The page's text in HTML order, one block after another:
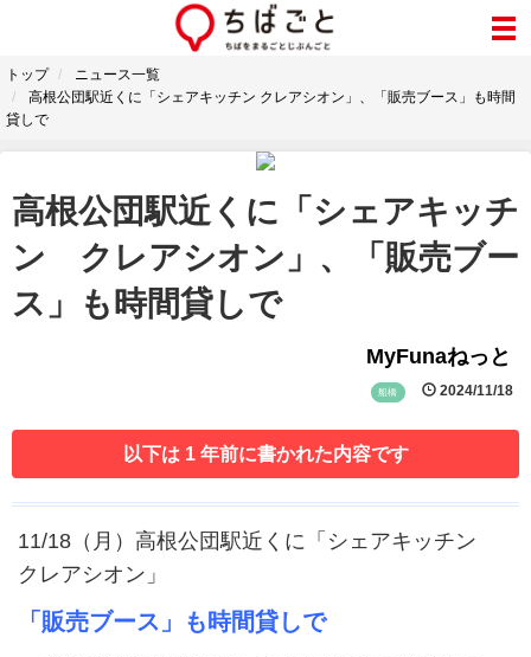
トップ
ニュース一覧
高根公団駅近くに「シェアキッチン クレアシオン」、「販売ブース」も時間
貸しで
高根公団駅近くに「シェアキッチ
ン クレアシオン」、「販売ブー
ス」も時間貸しで
MyFunaねっと
船橋 2024/11/18
以下は 1 年前に書かれた内容です
11/18（月）高根公団駅近くに「シェアキッチン
クレアシオン」
「販売ブース」も時間貸しで